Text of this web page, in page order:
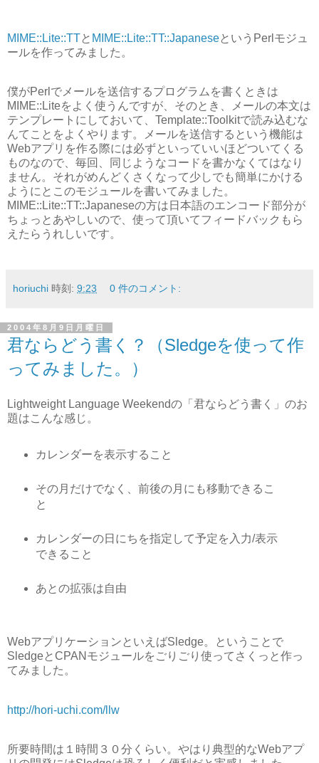
MIME::Lite::TTと MIME::Lite::TT::JapaneseというPerlモジュ
ールを作ってみました。
僕がPerlでメールを送信するプログラムを書くときは
MIME::Liteをよく使うんですが、そのとき、メールの本文は
テンプレートにしておいて、Template::Toolkitで読み込むな
んてことをよくやります。メールを送信するという機能は
Webアプリを作る際には必ずといっていいほどついてくる
ものなので、毎回、同じようなコードを書かなくてはなり
ません。それがめんどくさくなって少しでも簡単にかける
ようにとこのモジュールを書いてみました。
MIME::Lite::TT::Japaneseの方は日本語のエンコード部分が
ちょっとあやしいので、使って頂いてフィードバックもら
えたらうれしいです。
horiuchi 時刻: 9:23 0 件のコメント:
2004年8月9日月曜日
君ならどう書く？（Sledgeを使って作
ってみました。）
Lightweight Language Weekendの「君ならどう書く」のお
題はこんな感じ。
カレンダーを表示すること
その月だけでなく、前後の月にも移動できるこ
と
カレンダーの日にちを指定して予定を入力/表示
できること
あとの拡張は自由
WebアプリケーションといえばSledge。ということで
SledgeとCPANモジュールをごりごり使ってさくっと作っ
てみました。
http://hori-uchi.com/llw
所要時間は１時間３０分くらい。やはり典型的なWebアプ